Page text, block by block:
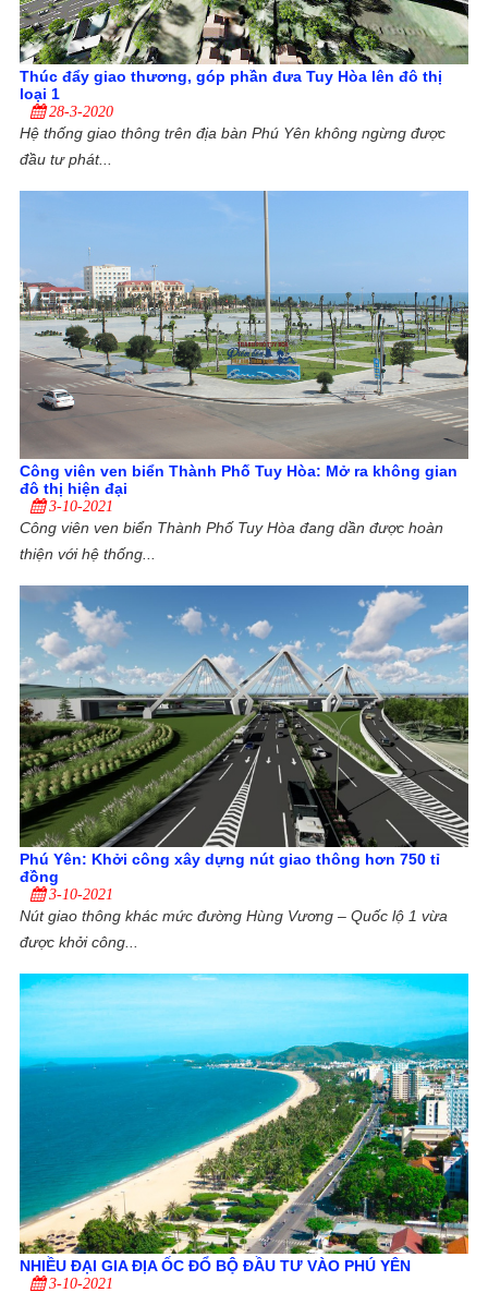
Thúc đẩy giao thương, góp phần đưa Tuy Hòa lên đô thị
loại 1
28-3-2020
Hệ thống giao thông trên địa bàn Phú Yên không ngừng được
đầu tư phát...
Công viên ven biển Thành Phố Tuy Hòa: Mở ra không gian
đô thị hiện đại
3-10-2021
Công viên ven biển Thành Phố Tuy Hòa đang dần được hoàn
thiện với hệ thống...
Phú Yên: Khởi công xây dựng nút giao thông hơn 750 tỉ
đồng
3-10-2021
Nút giao thông khác mức đường Hùng Vương – Quốc lộ 1 vừa
được khởi công...
NHIỀU ĐẠI GIA ĐỊA ỐC ĐỔ BỘ ĐẦU TƯ VÀO PHÚ YÊN
3-10-2021